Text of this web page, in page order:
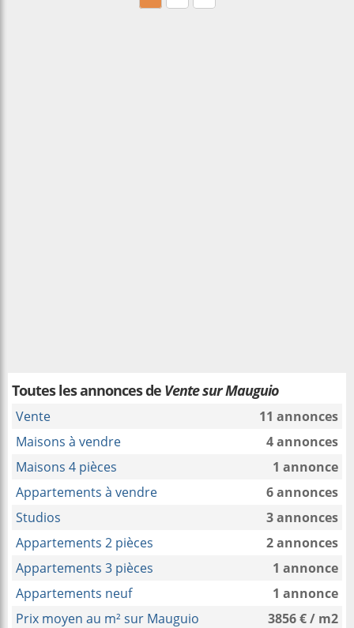
Toutes les annonces de Vente sur Mauguio
Vente
11 annonces
Maisons à vendre
4 annonces
Maisons 4 pièces
1 annonce
Appartements à vendre
6 annonces
Studios
3 annonces
Appartements 2 pièces
2 annonces
Appartements 3 pièces
1 annonce
Appartements neuf
1 annonce
Prix moyen au m² sur Mauguio
3856 € / m2